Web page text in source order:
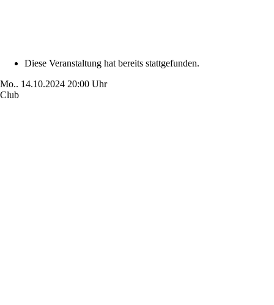
Diese Veranstaltung hat bereits stattgefunden.
Mo.. 14.10.2024 20:00 Uhr
Club